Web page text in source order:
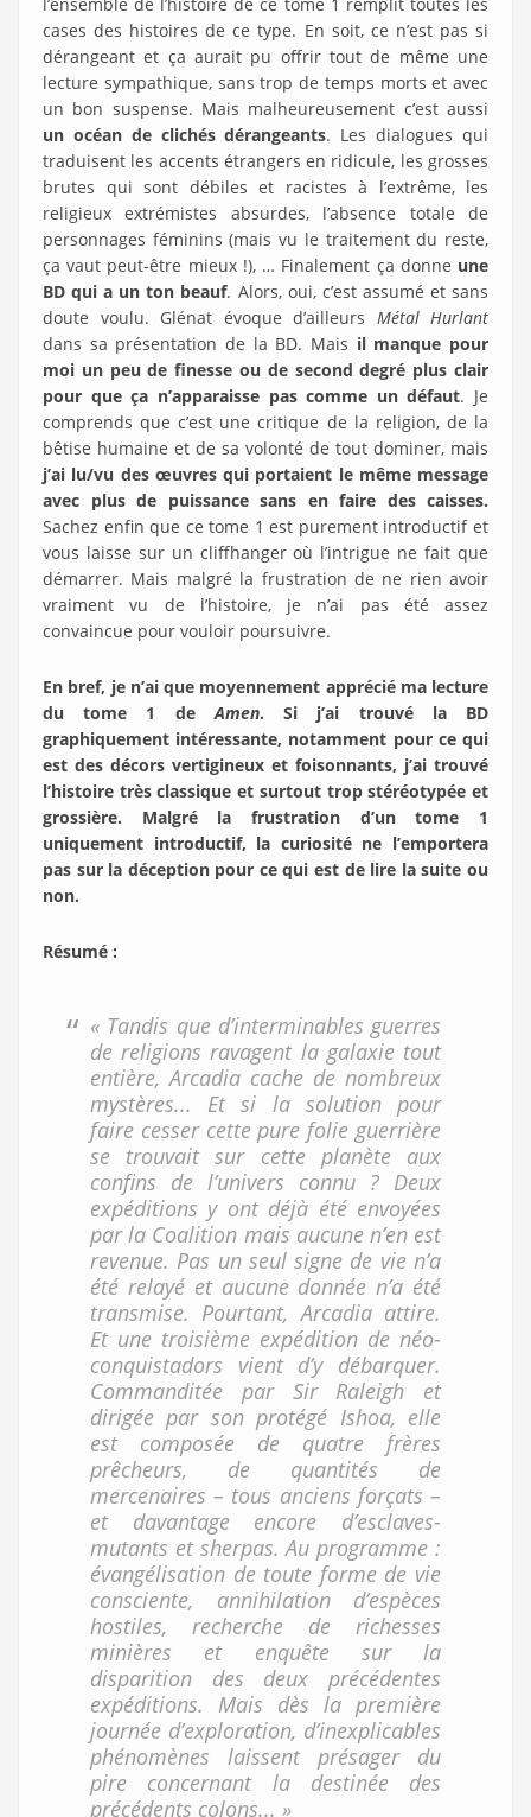
cases des histoires de ce type. En soit, ce n’est pas si
dérangeant et ça aurait pu offrir tout de même une
lecture sympathique, sans trop de temps morts et avec
un bon suspense. Mais malheureusement c’est aussi
un océan de clichés dérangeants. Les dialogues qui
traduisent les accents étrangers en ridicule, les grosses
brutes qui sont débiles et racistes à l’extrême, les
religieux extrémistes absurdes, l’absence totale de
personnages féminins (mais vu le traitement du reste,
ça vaut peut-être mieux !), … Finalement ça donne une
BD qui a un ton beauf. Alors, oui, c’est assumé et sans
doute voulu. Glénat évoque d’ailleurs Métal Hurlant
dans sa présentation de la BD. Mais il manque pour
moi un peu de finesse ou de second degré plus clair
pour que ça n’apparaisse pas comme un défaut. Je
comprends que c’est une critique de la religion, de la
bêtise humaine et de sa volonté de tout dominer, mais
j’ai lu/vu des œuvres qui portaient le même message
avec plus de puissance sans en faire des caisses.
Sachez enfin que ce tome 1 est purement introductif et
vous laisse sur un cliffhanger où l’intrigue ne fait que
démarrer. Mais malgré la frustration de ne rien avoir
vraiment vu de l’histoire, je n’ai pas été assez
convaincue pour vouloir poursuivre.
En bref, je n’ai que moyennement apprécié ma lecture
du tome 1 deAmen. Si j’ai trouvé la BD
graphiquement intéressante, notamment pour ce qui
est des décors vertigineux et foisonnants, j’ai trouvé
l’histoire très classique et surtout trop stéréotypée et
grossière. Malgré la frustration d’un tome 1
uniquement introductif, la curiosité ne l’emportera
pas sur la déception pour ce qui est de lire la suite ou
non.
Résumé :
« Tandis que d’interminables guerres
de religions ravagent la galaxie tout
entière, Arcadia cache de nombreux
mystères... Et si la solution pour
faire cesser cette pure folie guerrière
se trouvait sur cette planète aux
confins de l’univers connu ? Deux
expéditions y ont déjà été envoyées
par la Coalition mais aucune n’en est
revenue. Pas un seul signe de vie n’a
été relayé et aucune donnée n’a été
transmise. Pourtant, Arcadia attire.
Et une troisième expédition de néo-
conquistadors vient d’y débarquer.
Commanditée par Sir Raleigh et
dirigée par son protégé Ishoa, elle
est composée de quatre frères
prêcheurs, de quantités de
mercenaires – tous anciens forçats –
et davantage encore d’esclaves-
mutants et sherpas. Au programme :
évangélisation de toute forme de vie
consciente, annihilation d’espèces
hostiles, recherche de richesses
minières et enquête sur la
disparition des deux précédentes
expéditions. Mais dès la première
journée d’exploration, d’inexplicables
phénomènes laissent présager du
pire concernant la destinée des
précédents colons... »